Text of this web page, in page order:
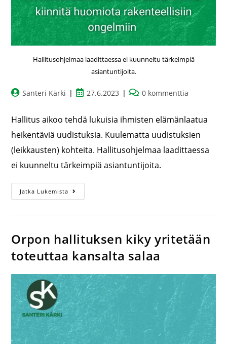
Hallitusohjelmaa laadittaessa ei kuunneltu tärkeimpiä
asiantuntijoita.
Santeri Kärki 27.6.2023 0 kommenttia
Hallitus aikoo tehdä lukuisia ihmisten elämänlaatua
heikentäviä uudistuksia. Kuulematta uudistuksien
(leikkausten) kohteita. Hallitusohjelmaa laadittaessa
ei kuunneltu tärkeimpiä asiantuntijoita.
Jatka Lukemista
Orpon hallituksen kiky yritetään
toteuttaa kansalta salaa